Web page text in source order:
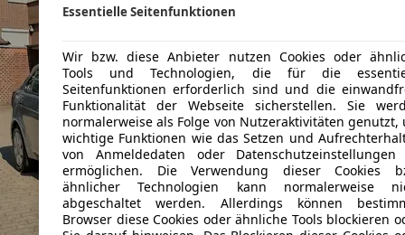
Essentielle Seitenfunktionen
Wir bzw. diese Anbieter nutzen Cookies oder
Tools und Technologien, die für die
Seitenfunktionen erforderlich sind und die
Funktionalität der Webseite sicherstellen. Sie
normalerweise als Folge von Nutzeraktivitäten genutzt,
wichtige Funktionen wie das Setzen und
von Anmeldedaten oder Datenschutzeinstellungen
ermöglichen. Die Verwendung dieser Cookies
ähnlicher Technologien kann normalerweise
abgeschaltet werden. Allerdings können
Browser diese Cookies oder ähnliche Tools blockieren